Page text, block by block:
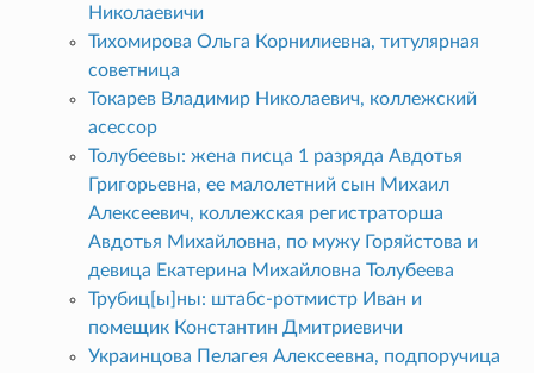
Николаевичи
Тихомирова Ольга Корнилиевна, титулярная
советница
Токарев Владимир Николаевич, коллежский
асессор
Толубеевы: жена писца 1 разряда Авдотья
Григорьевна, ее малолетний сын Михаил
Алексеевич, коллежская регистраторша
Авдотья Михайловна, по мужу Горяйстова и
девица Екатерина Михайловна Толубеева
Трубиц[ы]ны: штабс-ротмистр Иван и
помещик Константин Дмитриевичи
Украинцова Пелагея Алексеевна, подпоручица